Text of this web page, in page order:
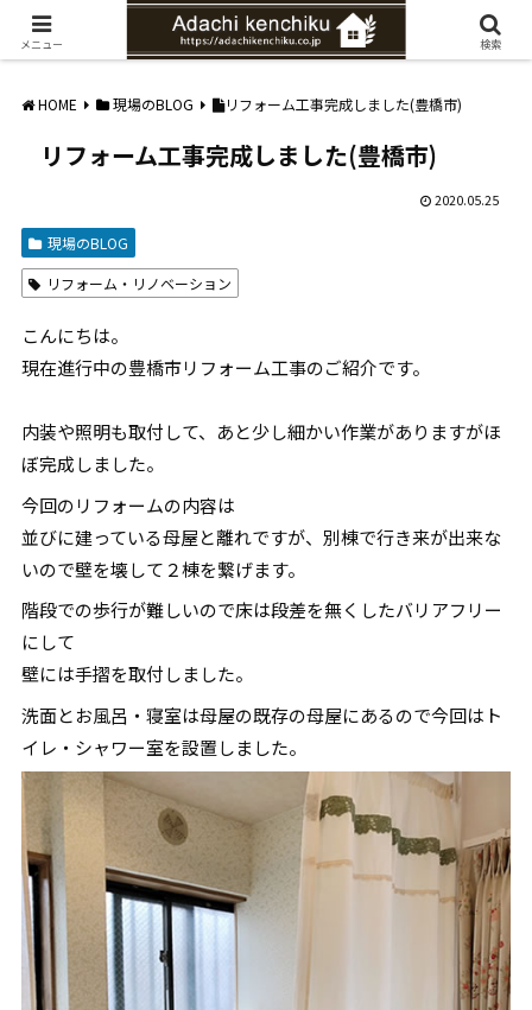
愛知県みよし市の工務店。自然素材を使ったナチュラルな家づくりをご提案
HOME 現場のBLOG リフォーム工事完成しました(豊橋市)
リフォーム工事完成しました(豊橋市)
2020.05.25
現場のBLOG
リフォーム・リノベーション
こんにちは。
現在進行中の豊橋市リフォーム工事のご紹介です。
内装や照明も取付して、あと少し細かい作業がありますがほ
ぼ完成しました。
今回のリフォームの内容は
並びに建っている母屋と離れですが、別棟で行き来が出来な
いので壁を壊して２棟を繋げます。
階段での歩行が難しいので床は段差を無くしたバリアフリー
にして
壁には手摺を取付しました。
洗面とお風呂・寝室は母屋の既存の母屋にあるので今回はト
イレ・シャワー室を設置しました。
メニュー 検索